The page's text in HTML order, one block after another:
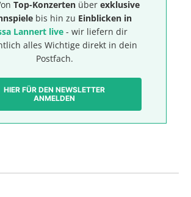
Top-Konzerten über exklusive
bis hin zu Einblicken in
Lannert live- wir liefern dir
alles Wichtige direkt in dein
Postfach.
HIER FÜR DEN NEWSLETTER
ANMELDEN